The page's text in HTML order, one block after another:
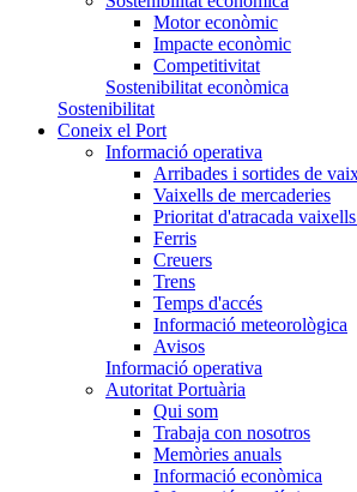
Motor econòmic
Impacte econòmic
Competitivitat
Sostenibilitat econòmica
Sostenibilitat
Coneix el Port
Informació operativa
Arribades i sortides de
Vaixells de mercaderies
Prioritat d'atracada
Ferris
Creuers
Trens
Temps d'accés
Informació meteorològica
Avisos
Informació operativa
Autoritat Portuària
Qui som
Trabaja con nosotros
Memòries anuals
Informació econòmica